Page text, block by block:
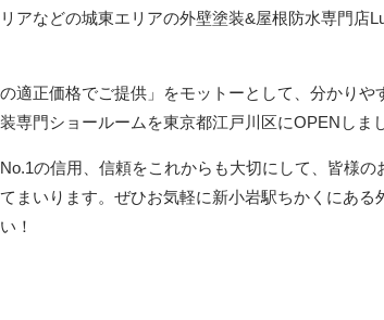
アなどの城東エリアの外壁塗装&屋根防水専門店
適正価格でご提供」をモットーとして、分かりや
専門ショールームを東京都江戸川区にOPENしま
の信用、信頼をこれからも大切にして、皆様の
まいります。ぜひお気軽に新小岩駅ちかくにある
！